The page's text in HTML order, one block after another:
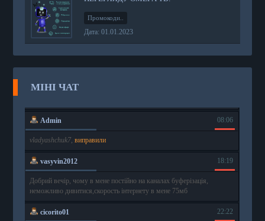
Промокоди..
Дата: 01.01.2023
МІНІ ЧАТ